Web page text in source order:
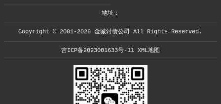
地址：
Copyright © 2001-2026 金诚讨债公司 All Rights Reserved.
吉ICP备2023001633号-11 XML地图